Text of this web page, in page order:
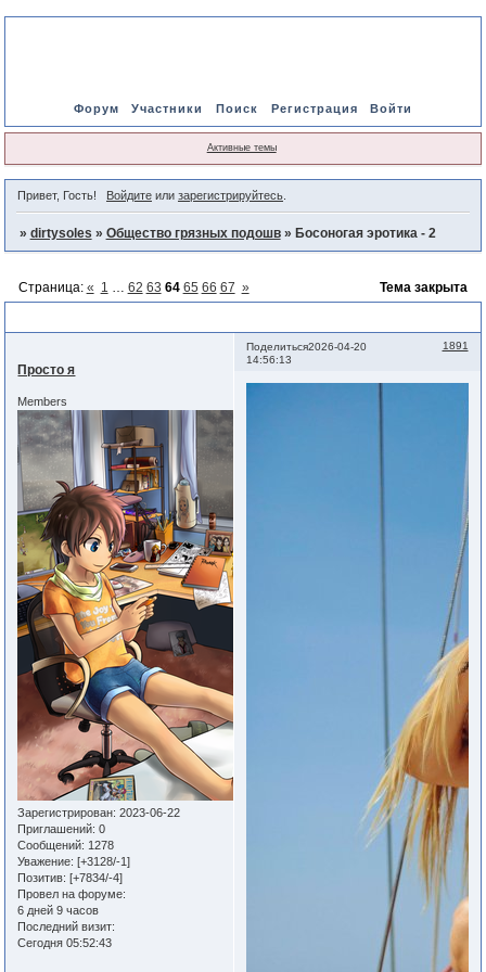
Форум Участники Поиск Регистрация Войти
Активные темы
Привет, Гость! Войдитеили зарегистрируйтесь.
» dirtysoles » Общество грязных подошв » Босоногая эротика - 2
Страница: « 1 … 62 63 64 65 66 67 » Тема закрыта
Поделиться 1891
2026-04-20
14:56:13
Просто я
Members
Зарегистрирован: 2023-06-22
Приглашений: 0
Сообщений: 1278
Уважение: [+3128/-1]
Позитив: [+7834/-4]
Провел на форуме:
6 дней 9 часов
Последний визит:
Сегодня 05:52:43